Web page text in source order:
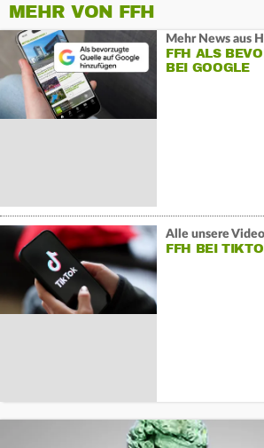
MEHR VON FFH
Mehr News aus
FFH ALS
BEI GOOGLE
Alle unsere Video
FFH BEI